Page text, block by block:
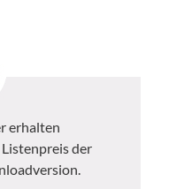
erhalten
der